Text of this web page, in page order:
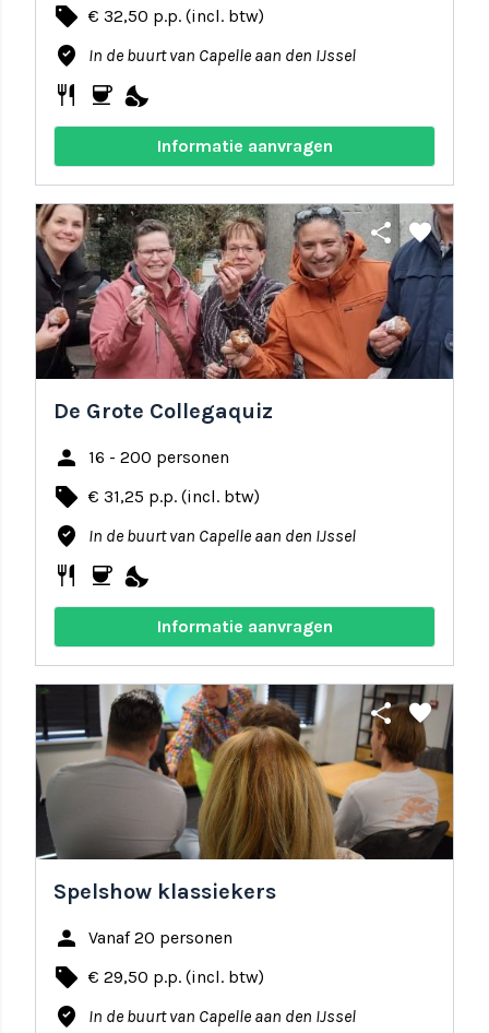
local_offer € 32,50 p.p. (incl. btw)
where_to_vote In de buurt van Capelle aan den IJssel
restaurant coffee nights_stay
Informatie aanvragen
share favorite
De Grote Collegaquiz
person 16 - 200 personen
local_offer € 31,25 p.p. (incl. btw)
where_to_vote In de buurt van Capelle aan den IJssel
restaurant coffee nights_stay
Informatie aanvragen
share favorite
Spelshow klassiekers
person Vanaf 20 personen
local_offer € 29,50 p.p. (incl. btw)
where_to_vote In de buurt van Capelle aan den IJssel